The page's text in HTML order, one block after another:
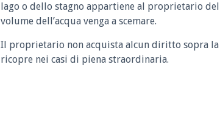
lago o dello stagno appartiene al proprietario
volume dell’acqua venga a scemare.
Il proprietario non acquista alcun diritto sopra la
ricopre nei casi di piena straordinaria.